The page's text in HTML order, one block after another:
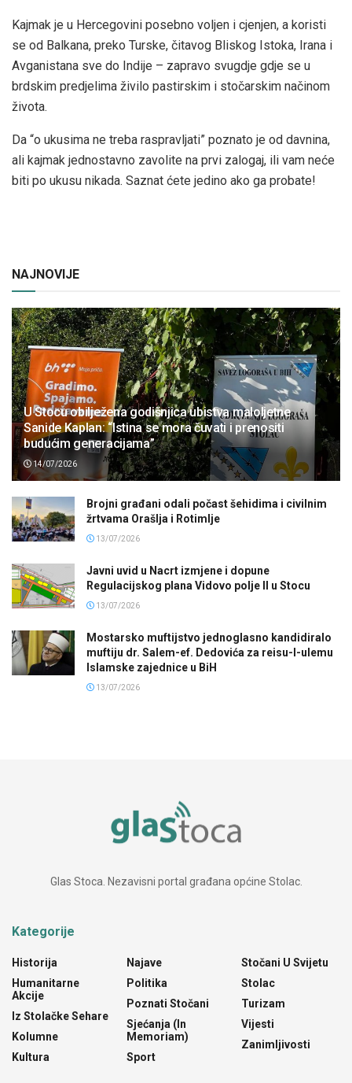
Kajmak je u Hercegovini posebno voljen i cjenjen, a koristi
se od Balkana, preko Turske, čitavog Bliskog Istoka, Irana i
Avganistana sve do Indije – zapravo svugdje gdje se u
brdskim predjelima živilo pastirskim i stočarskim načinom
života.
Da “o ukusima ne treba raspravljati” poznato je od davnina,
ali kajmak jednostavno zavolite na prvi zalogaj, ili vam neće
biti po ukusu nikada. Saznat ćete jedino ako ga probate!
NAJNOVIJE
U Stocu obilježena godišnjica ubistva maloljetne
Sanide Kaplan: “Istina se mora čuvati i prenositi
budućim generacijama”
14/07/2026
Brojni građani odali počast šehidima i civilnim
žrtvama Orašlja i Rotimlje
13/07/2026
Javni uvid u Nacrt izmjene i dopune
Regulacijskog plana Vidovo polje II u Stocu
13/07/2026
Mostarsko muftijstvo jednoglasno kandidiralo
muftiju dr. Salem-ef. Dedovića za reisu-l-ulemu
Islamske zajednice u BiH
13/07/2026
Glas Stoca. Nezavisni portal građana općine Stolac.
Kategorije
Historija
Humanitarne
Akcije
Iz Stolačke Sehare
Kolumne
Kultura
Najave
Politika
Poznati Stočani
Sjećanja (In
Memoriam)
Sport
Stočani U Svijetu
Stolac
Turizam
Vijesti
Zanimljivosti